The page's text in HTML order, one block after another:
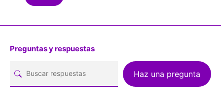
Preguntas y respuestas
Haz una pregunta